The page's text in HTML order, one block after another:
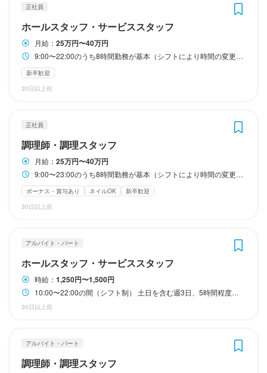
掲載をご検討の店舗様へ
食べログ求人PRESS
プライバシーポリシー
企業情報
正社員
ホールスタッフ・サービススタッフ
月給： 25万円〜40万円
9:00〜22:00のうち8時間勤務が基本（シフトにより時間の変更があります） 土日祝を含む週5日の勤務 ※閉店業務で23:00過ぎることもございます
新卒歓迎
30日以上前
正社員
調理師・調理スタッフ
月給： 25万円〜40万円
9:00〜23:00のうち8時間勤務が基本（シフトにより時間の変更があります） 土日祝を含む週5日の勤務 フルタイム歓迎
ボーナス・賞与あり ネイルOK
新卒歓迎
30日以上前
アルバイト・パート
ホールスタッフ・サービススタッフ
時給： 1,250円〜1,500円
10:00〜22:00の間（シフト制） 土日を含む週3日、5時間程度からご相談が可能です ランチ、ディナー時間のみの勤務など、ご希望をご相談下さい！ ※閉店業務で23:00過ぎることもございます
30日以上前
アルバイト・パート
調理師・調理スタッフ
9:00〜22:00のうち8時間勤務が基本（シフトにより時間の変更が
あります）
土日祝を含む週5日の勤務
※閉店業務で23:00過ぎることもございます
ランチタイムのみ勤務OK
副業OK（条件有）
有給休暇
月8日以上休みあり 年末年始休暇あり 特別休暇あり
距離にもよりますが、自転車通勤の方駐輪場補助あり（月々2000
労働保険、社会保険完備
まかない・食事補助あり 社会保険完備
資格取得支援あり
髪型自由
勤務時間
9:00〜23:00のうち8時間勤務が基本（シフトにより時間の変更が
あります）
土日祝を含む週5日の勤務
フルタイム歓迎
終電考慮あり
休日・休暇
完全週休2日制
副業OK（条件有）
有給休暇
月8日以上休みあり 完全週休2日制 年末年始休暇あり
距離にもよりますが、自転車通勤の方駐輪場補助あり（月々2000
円）
労働保険、社会保険完備
まかない・食事補助あり 社会保険完備 制服貸与
生産者への訪問研修あり
特徴
未経験者歓迎 独立希望者歓迎 新卒歓迎
ランチタイムのみ勤務OK 終電考慮あり ダブルワーク・副業OK
休日・休暇
希望シフト制
年末年始4日間は定休日です
待遇
社会保険完備（厚生年金・健康・雇用・労災）
まかないあり
⁡髭、ピアス、タトゥー、ネイルOK（清潔感、仕事に支障ないこと
を重視）
エプロン貸与
まかない・食事補助あり 社会保険完備 制服貸与
生産者への訪問研修あり
特徴
未経験者歓迎 独立希望者歓迎 駅チカ(徒歩5分以内)
ランチタイムのみ勤務OK 終電考慮あり ダブルワーク・副業OK
休日・休暇
希望シフト制
年末年始4日間は定休日です
待遇
社会保険完備（厚生年金・健康・雇用・労災）
まかないあり
⁡髭、ピアス、タトゥー、ネイルOK（清潔感、仕事に支障ないこと
を重視）
エプロン貸与
まかない・食事補助あり 社会保険完備 制服貸与
生産者への訪問研修あり
特徴
未経験者歓迎 独立希望者歓迎 駅チカ(徒歩5分以内)
勤務時間
9:00〜22:00のうち8時間勤務が基本（シフトにより時間の変更が
あります）
土日祝を含む週5日の勤務
※閉店業務で23:00過ぎることもございます
フルタイム歓迎
休日・休暇
完全週休2日制
副業OK（条件有）
待遇
距離にもよりますが、自転車通勤の方駐輪場補助あり（月々2000
労働保険、社会保険完備
資格取得支援あり
髪型自由
勤務時間
9:00〜22:00のうち8時間勤務が基本（シフトにより時間の変更が
あります）
土日祝を含む週5日の勤務
※閉店業務で23:00過ぎることもございます
フルタイム歓迎
休日・休暇
完全週休2日制
副業OK（条件有）
待遇
距離にもよりますが、自転車通勤の方駐輪場補助あり（月々2000
労働保険、社会保険完備
資格取得支援あり
髪型自由